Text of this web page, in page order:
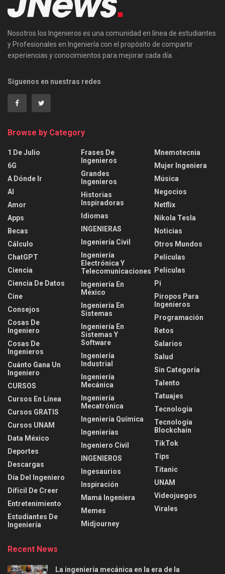
Nosotros los Ingenieros es una comunidad en línea de estudiantes
y Profesionales en Ingeniería con el propósito de compartir
experiencias y conocimientos para mejorar cada día.
Síguenos en nuestras redes
Browse by Category
1 De Julio
6G
A Dónde Ir
AI
Amor
Apps
Becas
Cálculo
ChatGPT
Ciencia
Ciencia De Datos
Cine
Consejos
Cosas De
Ingeniero
Cosas De
Ingenieros
Cuánto Gana Un
Ingeniero
CURSOS
Cursos En Línea
Cursos GRATIS
Cursos UNAM
Data México
Deportes
Descargas
Día Del Ingeniero
Difícil De Creer
Entretenimiento
Estudiantes De
Ingeniería
Frases De
Ingenieros
Grandes
Ingenieros
Historias
Inspiradoras
Idiomas
INGENIERAS
Ingeniería Civil
Ingeniería
Electrónica Y
Telecomunicaciones
Ingeniería En
México
Ingeniería En
Sistemas
Ingeniería En
Sistemas Y
Software
Ingeniería
Industrial
Ingeniería
Mecánica
Ingeniería
Mecatrónica
Ingeniería Química
Ingenierías
Ingeniero Civil
INGENIEROS
Ingesaurios
Inspiración
Mamá Ingeniera
Memes
Midjourney
Mnemotecnia
Mujer Ingeniera
Música
Negocios
Netflix
Nikola Tesla
Noticias
Otros Mundos
Películas
Películas
Pi
Piropos Para
Ingenieros
Programación
Retos
Salarios
Salud
Sin Categoría
Talento
Tatuajes
Tecnología
Tecnología
Blockchain
TikTok
Tips
Titanic
UNAM
Videojuegos
Virales
Recent News
La ingeniería mecánica en la era de la